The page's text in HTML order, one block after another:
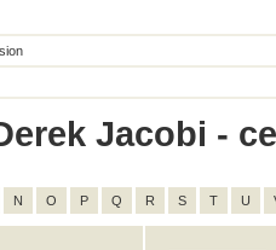
Jacobi -
N O P Q R S T U